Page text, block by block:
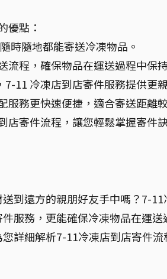
優點：
時隨地都能寄送冷凍物品。
流程，確保物品在運送過程中保
11 冷凍店到店寄件服務提供更
務更快速便捷，適合寄送距離
店寄件流程，讓您輕鬆掌握寄件
到遠方的親朋好友手中嗎？7-
服務，更能確保冷凍物品在運
詳細解析7-11冷凍店到店寄件